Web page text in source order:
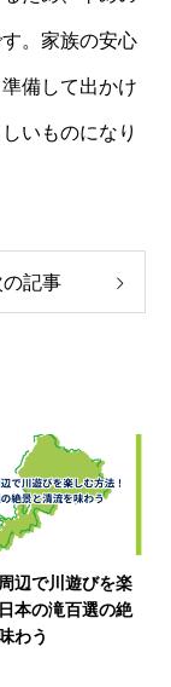
。家族の安心
備して出かけ
いものになり
の記事
辺で川遊びを楽
本の滝百選の絶
わう